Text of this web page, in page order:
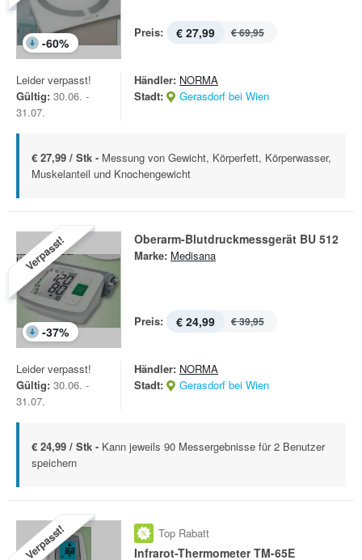
-60%
Preis: € 27,99 € 69,95
Leider verpasst!
Gültig: 30.06. -
31.07.
Händler: NORMA
Stadt:
Gerasdorf bei Wien
€ 27,99 / Stk - Messung von Gewicht, Körperfett, Körperwasser,
Muskelanteil und Knochengewicht
Verpasst!
-37%
Oberarm-Blutdruckmessgerät BU 512
Marke: Medisana
Preis: € 24,99 € 39,95
Leider verpasst!
Gültig: 30.06. -
31.07.
Händler: NORMA
Stadt:
Gerasdorf bei Wien
€ 24,99 / Stk - Kann jeweils 90 Messergebnisse für 2 Benutzer
speichern
Verpasst! Top Rabatt
Infrarot-Thermometer TM-65E